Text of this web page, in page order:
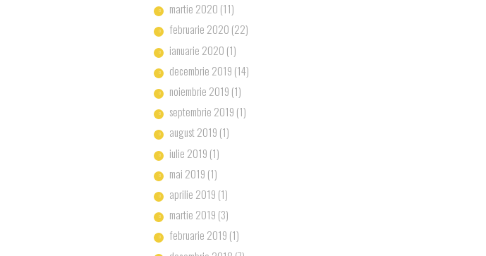
martie 2020 (11)
februarie 2020 (22)
ianuarie 2020 (1)
decembrie 2019 (14)
noiembrie 2019 (1)
septembrie 2019 (1)
august 2019 (1)
iulie 2019 (1)
mai 2019 (1)
aprilie 2019 (1)
martie 2019 (3)
februarie 2019 (1)